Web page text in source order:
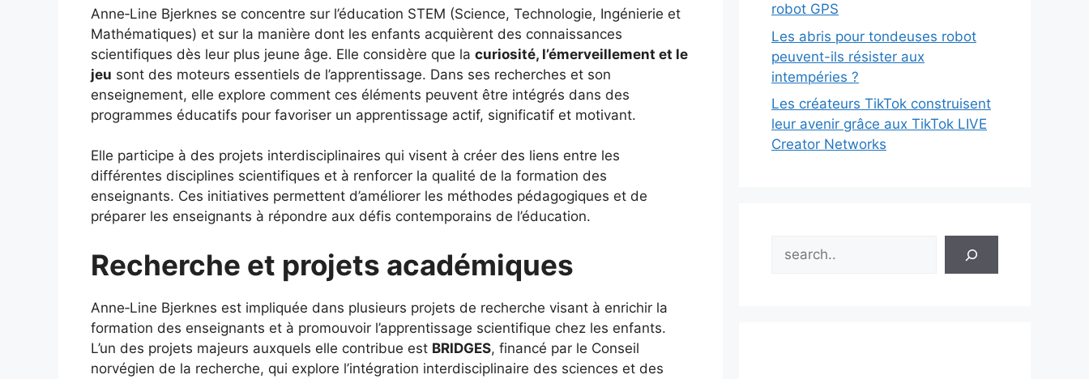
Anne‑Line Bjerknes se concentre sur l’éducation STEM (Science, Technologie, Ingénierie et
Mathématiques) et sur la manière dont les enfants acquièrent des connaissances
scientifiques dès leur plus jeune âge. Elle considère que la curiosité, l’émerveillement et le
jeu sont des moteurs essentiels de l’apprentissage. Dans ses recherches et son
enseignement, elle explore comment ces éléments peuvent être intégrés dans des
programmes éducatifs pour favoriser un apprentissage actif, significatif et motivant.
Elle participe à des projets interdisciplinaires qui visent à créer des liens entre les
différentes disciplines scientifiques et à renforcer la qualité de la formation des
enseignants. Ces initiatives permettent d’améliorer les méthodes pédagogiques et de
préparer les enseignants à répondre aux défis contemporains de l’éducation.
Recherche et projets académiques
Anne‑Line Bjerknes est impliquée dans plusieurs projets de recherche visant à enrichir la
formation des enseignants et à promouvoir l’apprentissage scientifique chez les enfants.
L’un des projets majeurs auxquels elle contribue est BRIDGES, financé par le Conseil
norvégien de la recherche, qui explore l’intégration interdisciplinaire des sciences et des
robot GPS
Les abris pour tondeuses robot
peuvent-ils résister aux
intempéries ?
Les créateurs TikTok construisent
leur avenir grâce aux TikTok LIVE
Creator Networks